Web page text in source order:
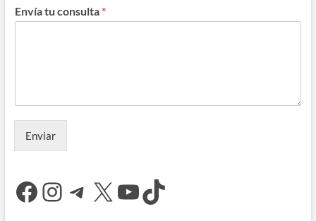
Envía tu consulta *
Enviar
Facebook
Instagram
Telegram
X YouTube
TikTok